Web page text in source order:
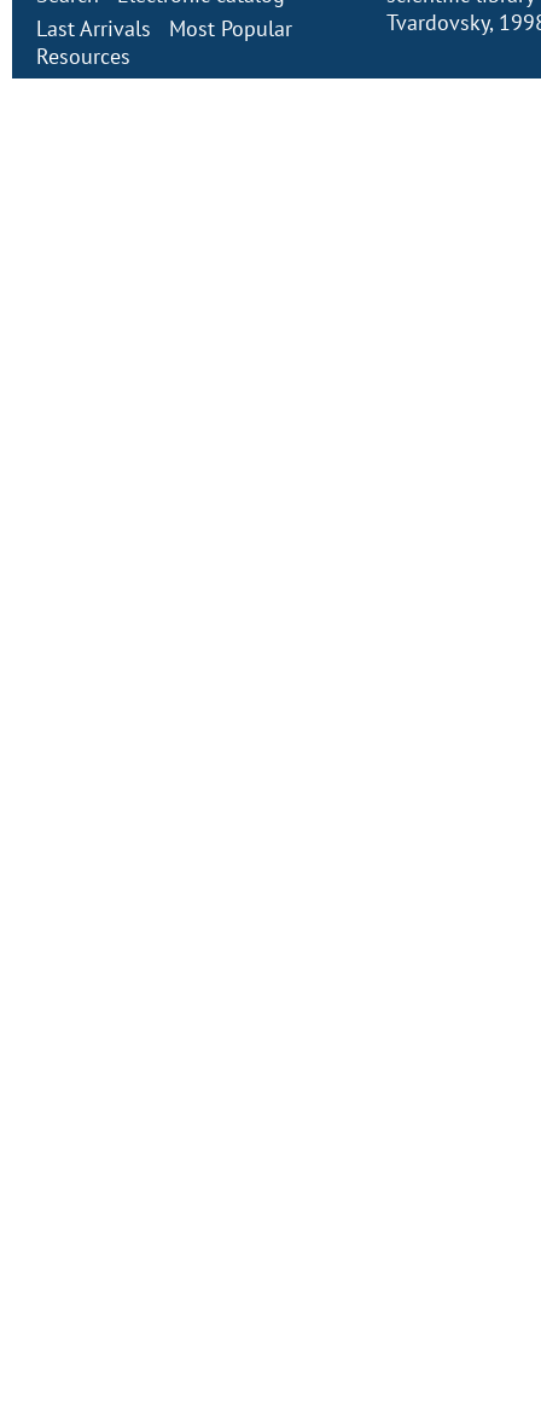
Last Arrivals
Most Popular
Resources
Tvardovsky,